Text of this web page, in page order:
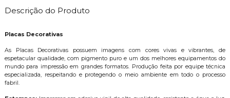
Descrição do Produto
Placas Decorativas
As Placas Decorativas possuem imagens com cores vivas e vibrantes, de
espetacular qualidade, com pigmento puro e um dos melhores equipamentos do
mundo para impressão em grandes formatos. Produção feita por equipe técnica
especializada, respeitando e protegendo o meio ambiente em todo o processo
fabril.